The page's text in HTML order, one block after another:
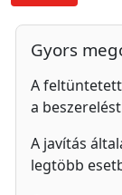
Gyors
A
a
A javítás
legtöbb